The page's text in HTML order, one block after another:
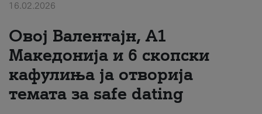
#ПодобарОнлајн
16.02.2026
Овој Валентајн, A1
Македонија и 6 скопски
кафулиња ја отворија
темата за safe dating